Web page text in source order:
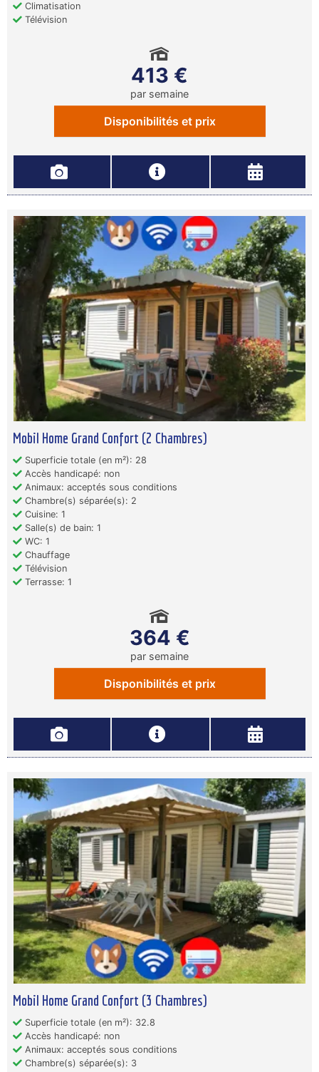
Climatisation
Télévision
413 €
par semaine
Disponibilités et prix
Mobil Home Grand Confort (2 Chambres)
Superficie totale (en m²): 28
Accès handicapé: non
Animaux: acceptés sous conditions
Chambre(s) séparée(s): 2
Cuisine: 1
Salle(s) de bain: 1
WC: 1
Chauffage
Télévision
Terrasse: 1
364 €
par semaine
Disponibilités et prix
Mobil Home Grand Confort (3 Chambres)
Superficie totale (en m²): 32.8
Accès handicapé: non
Animaux: acceptés sous conditions
Chambre(s) séparée(s): 3